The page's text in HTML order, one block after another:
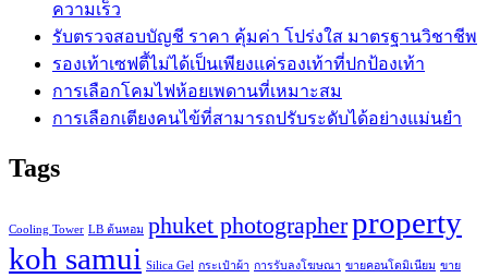
ความเร็ว
รับตรวจสอบบัญชี ราคา คุ้มค่า โปร่งใส มาตรฐานวิชาชีพ
รองเท้าเซฟตี้ไม่ได้เป็นเพียงแค่รองเท้าที่ปกป้องเท้า
การเลือกโคมไฟห้อยเพดานที่เหมาะสม
การเลือกเตียงคนไข้ที่สามารถปรับระดับได้อย่างแม่นยำ
Tags
Cooling Tower LB ต้นหอม phuket photographerproperty
koh samui Silica Gel กระเป๋าผ้า การรับลงโฆษณา ขายคอนโดมิเนียม ขาย